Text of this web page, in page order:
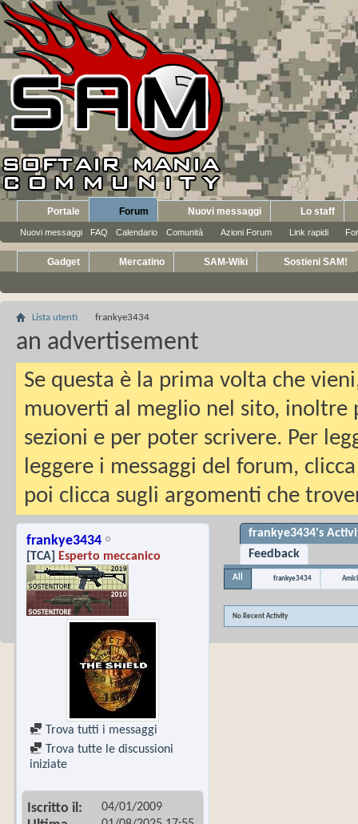
Portale Forum
Nuovi messaggi FAQ Calendario Comunità Azioni Forum Link rapidi
Nuovi messaggi Lo staff
Gadget Mercatino SAM-Wiki Sostieni SAM!
Lista utenti frankye3434
an advertisement
Se questa è la prima volta che
muoverti al meglio nel sito, inoltre
sezioni e per poter scrivere. Per
leggere i messaggi del forum,
poi clicca sugli argomenti che
frankye3434
[TCA] Esperto meccanico
Trova tutti i messaggi
Trova tutte le discussioni
iniziate
Iscritto il 04/01/2009
frankye3434's
Feedback
All frankye3434 Amici
No Recent Activity